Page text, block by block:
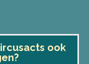
ook